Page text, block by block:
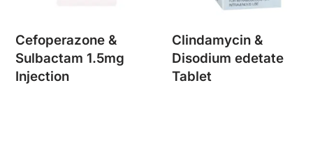
Cefoperazone &
Sulbactam 1.5mg
Injection
Clindamycin &
Disodium edetate
Tablet